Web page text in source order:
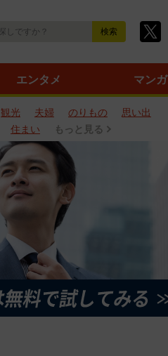
エンタメ マンガ
観光 夫婦 のりもの
思い出
住まい もっと見る